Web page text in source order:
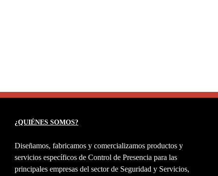
¿QUIÉNES SOMOS?
Diseñamos, fabricamos y comercializamos productos y
servicios específicos de Control de Presencia para las
principales empresas del sector de Seguridad y Servicios,